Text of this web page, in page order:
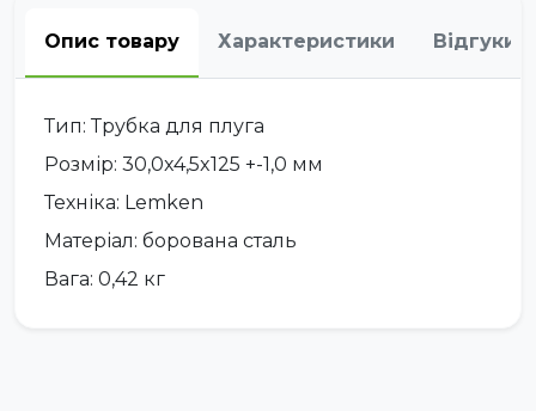
Опис товару Характеристики Відгуки
Тип: Трубка для плуга
Розмір: 30,0x4,5x125 +-1,0 мм
Техніка: Lemken
Матеріал: борована сталь
Вага: 0,42 кг